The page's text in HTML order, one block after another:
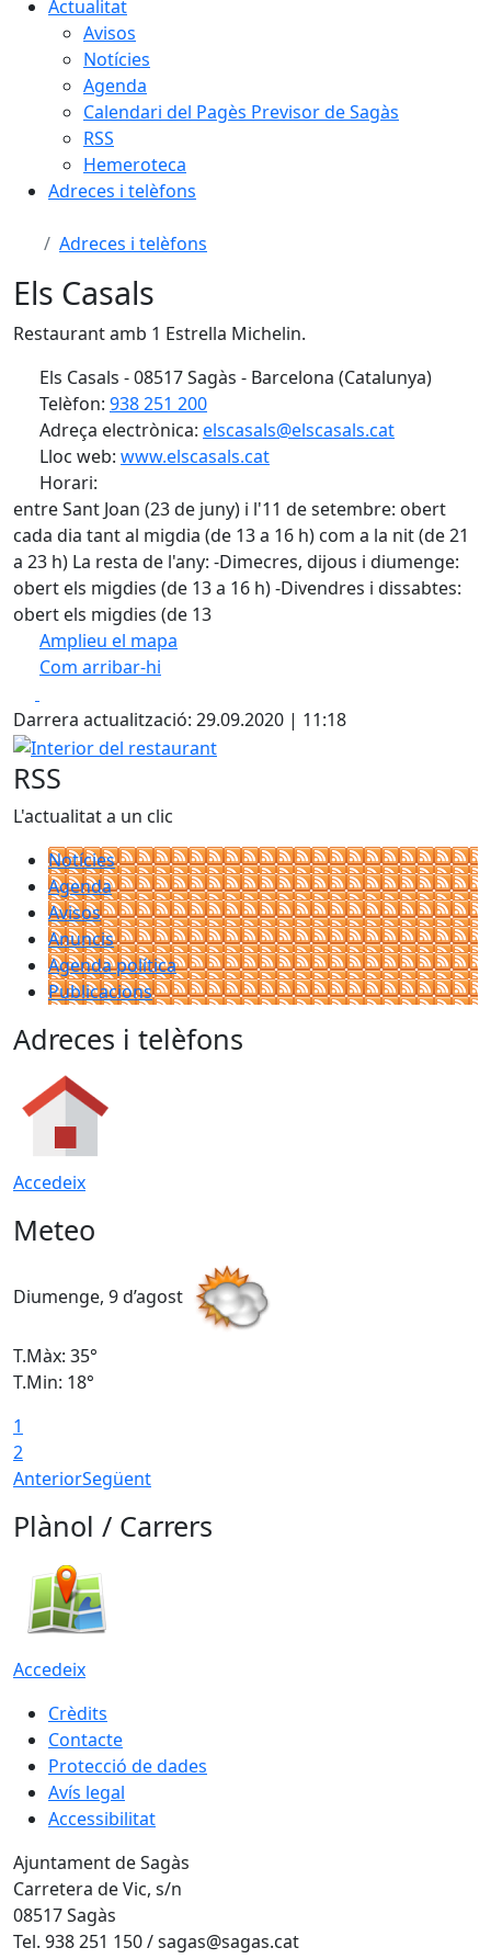
Actualitat
Avisos
Notícies
Agenda
Calendari del Pagès Previsor de Sagàs
RSS
Hemeroteca
Adreces i telèfons
Adreces i telèfons
Els Casals
Restaurant amb 1 Estrella Michelin.
Els Casals - 08517 Sagàs - Barcelona (Catalunya)
Telèfon: 938 251 200
Adreça electrònica: elscasals@elscasals.cat
Lloc web: www.elscasals.cat
Horari:
entre Sant Joan (23 de juny) i l'11 de setembre: obert
cada dia tant al migdia (de 13 a 16 h) com a la nit (de 21
a 23 h) La resta de l'any: -Dimecres, dijous i diumenge:
obert els migdies (de 13 a 16 h) -Divendres i dissabtes:
obert els migdies (de 13
Amplieu el mapa
Com arribar-hi
+
−
Darrera actualització: 29.09.2020 | 11:18
Interior del restaurant
RSS
L'actualitat a un clic
Notícies
Agenda
Avisos
Anuncis
Agenda política
Publicacions
Adreces i telèfons
Accedeix
Meteo
Diumenge, 9 d’agost
T.Màx: 35°
T.Min: 18°
1
2
AnteriorSegüent
Plànol / Carrers
Accedeix
Crèdits
Contacte
Protecció de dades
Avís legal
Accessibilitat
Ajuntament de Sagàs
Carretera de Vic, s/n
08517 Sagàs
Tel. 938 251 150 / sagas@sagas.cat